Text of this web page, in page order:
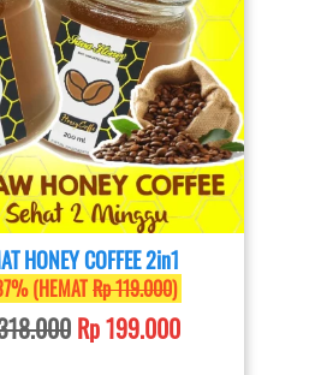
HONEY COFFEE 2in1
(HEMAT Rp 119.000)
Rp 199.000